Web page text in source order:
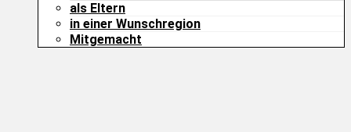
als Eltern
in einer Wunschregion
Mitgemacht